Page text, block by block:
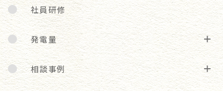
社員研修
発電量
相談事例